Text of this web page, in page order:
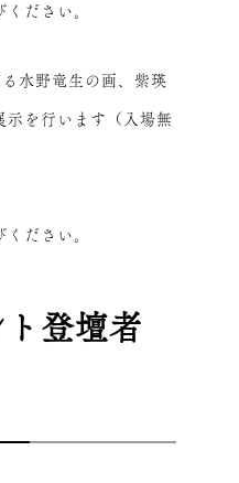
ください。
水野竜生の画、紫瑛
示を行います（入場無
ださい。
ト登壇者